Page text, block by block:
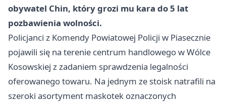
obywatel Chin, który grozi mu kara do 5 lat
pozbawienia wolności.
Policjanci z Komendy Powiatowej Policji w Piasecznie
pojawili się na terenie centrum handlowego w Wólce
Kosowskiej z zadaniem sprawdzenia legalności
oferowanego towaru. Na jednym ze stoisk natrafili na
szeroki asortyment maskotek oznaczonych